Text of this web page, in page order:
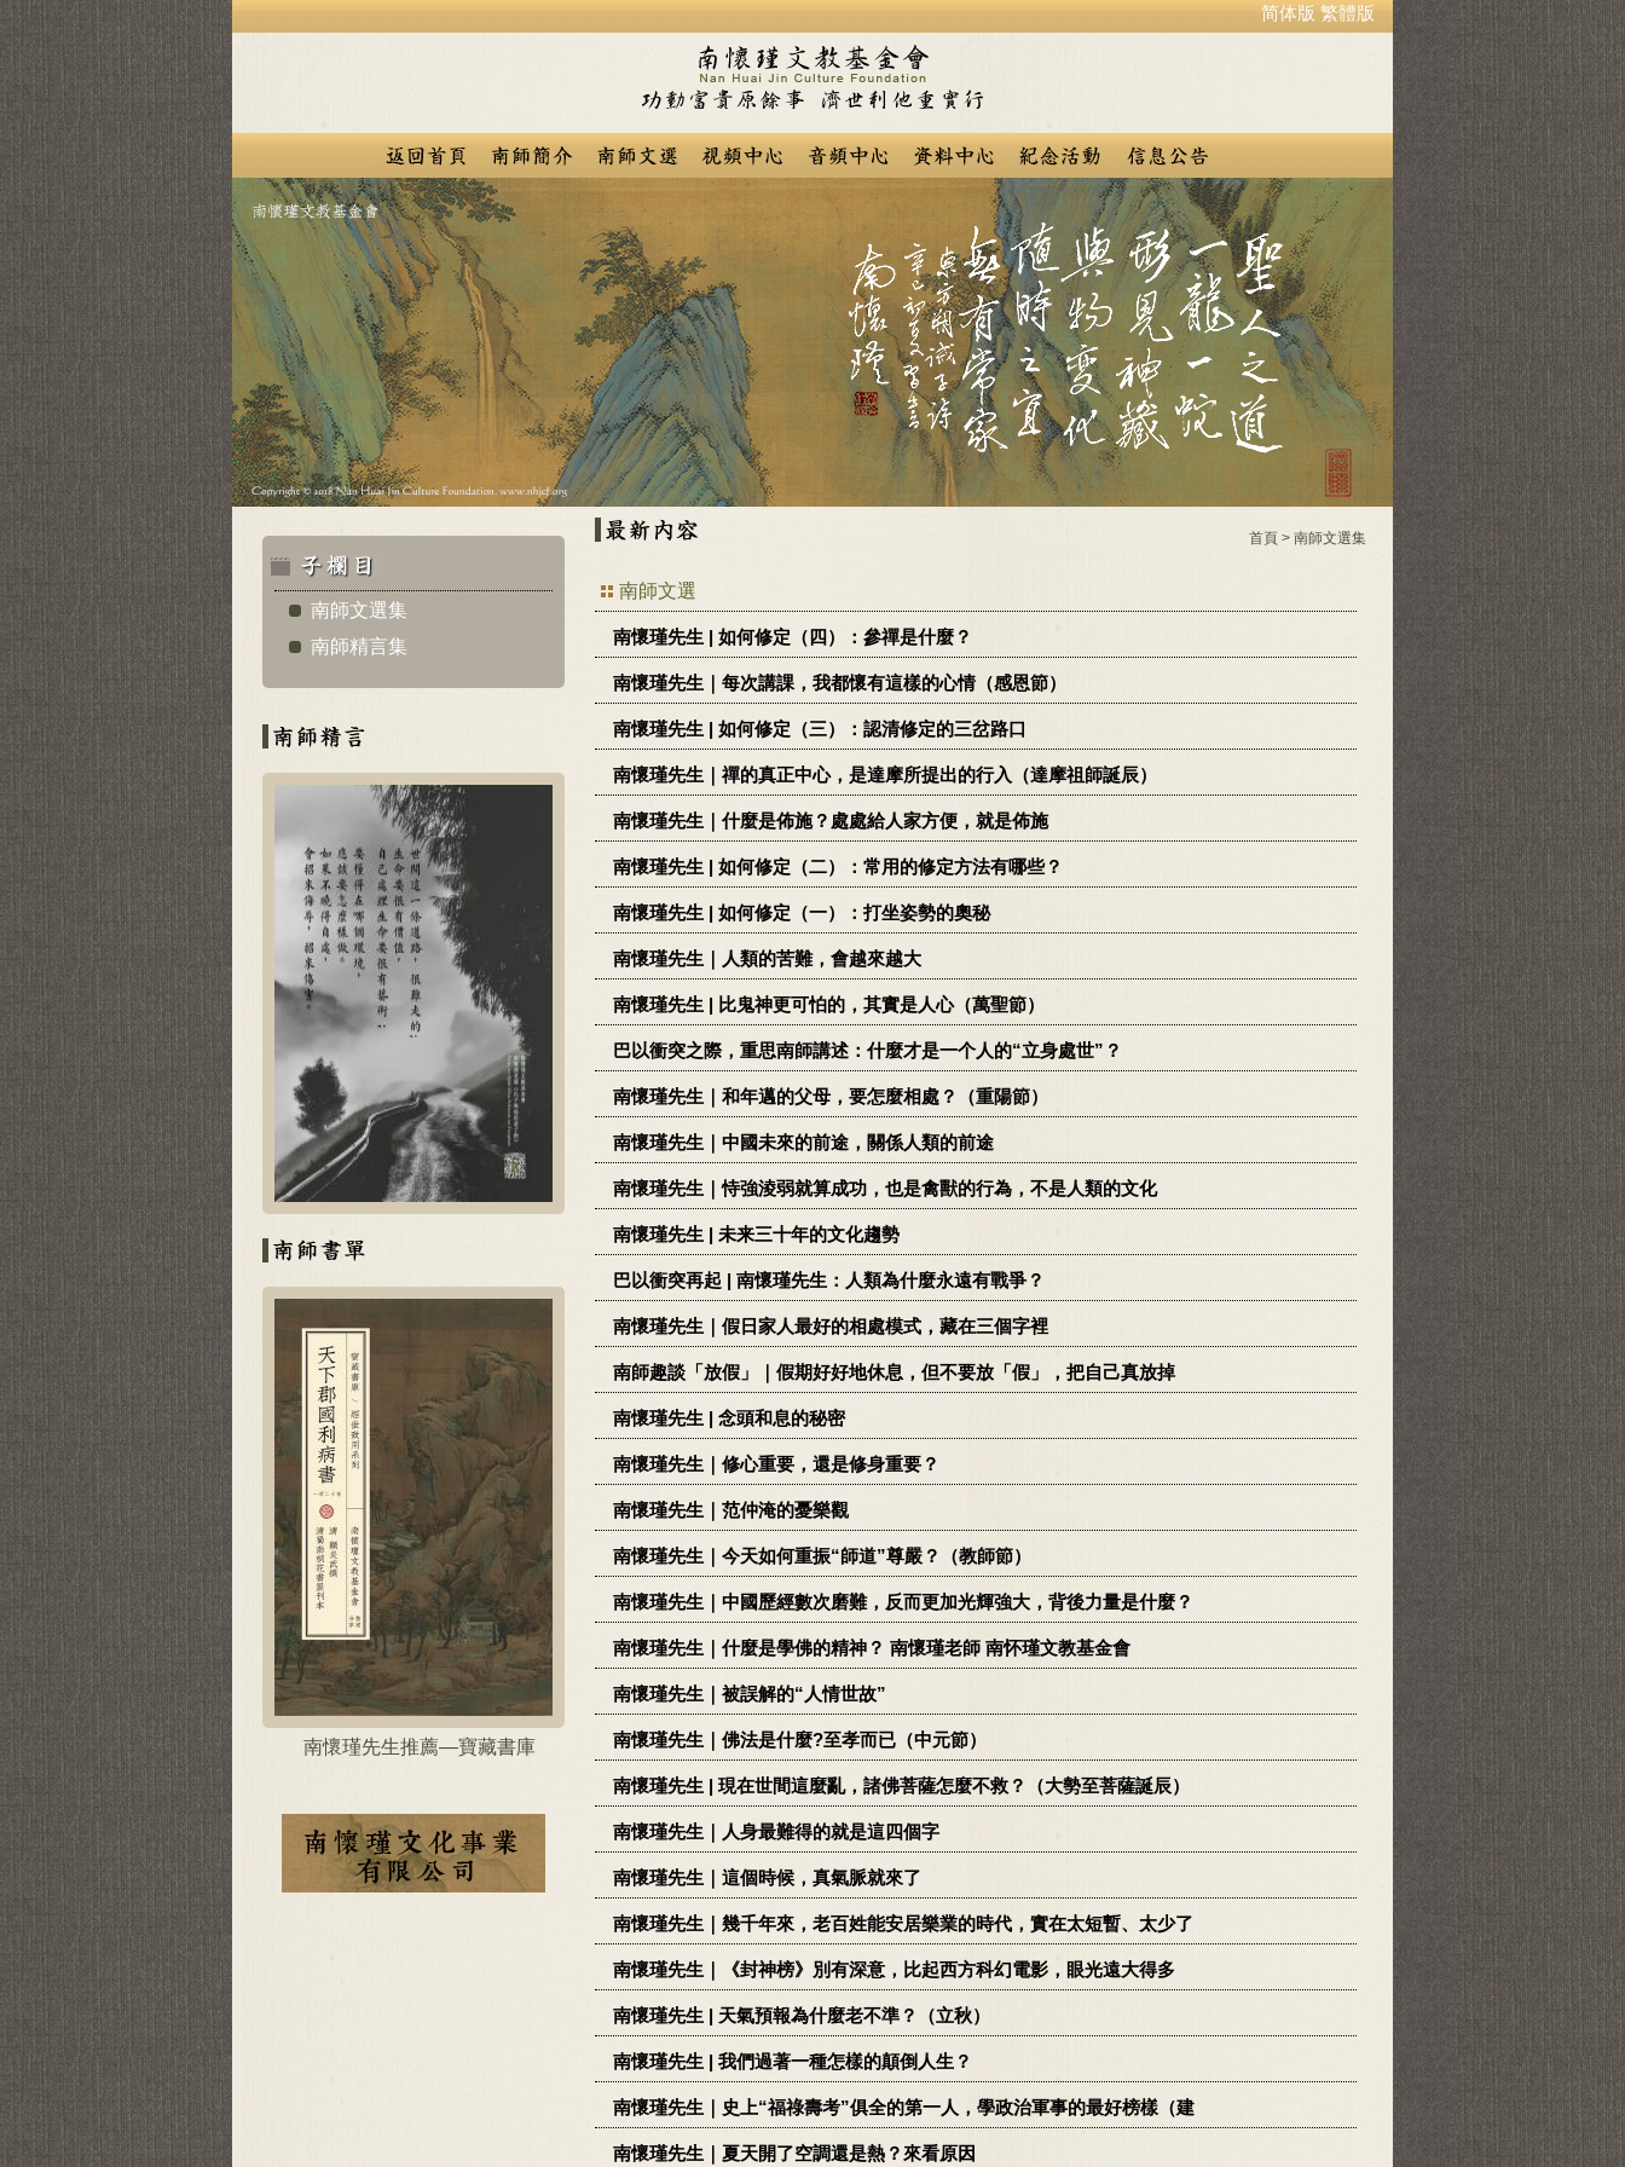
简体版 繁體版
南師文選集
南師精言集
南懷瑾先生推薦—寶藏書庫
首頁 > 南師文選集
南師文選
南懷瑾先生 | 如何修定（四）：參禪是什麼？
南懷瑾先生｜每次講課，我都懷有這樣的心情（感恩節）
南懷瑾先生 | 如何修定（三）：認清修定的三岔路口
南懷瑾先生｜禪的真正中心，是達摩所提出的行入（達摩祖師誕辰）
南懷瑾先生｜什麼是佈施？處處給人家方便，就是佈施
南懷瑾先生 | 如何修定（二）：常用的修定方法有哪些？
南懷瑾先生 | 如何修定（一）：打坐姿勢的奧秘
南懷瑾先生｜人類的苦難，會越來越大
南懷瑾先生 | 比鬼神更可怕的，其實是人心（萬聖節）
巴以衝突之際，重思南師講述：什麼才是一个人的“立身處世”？
南懷瑾先生｜和年邁的父母，要怎麼相處？（重陽節）
南懷瑾先生｜中國未來的前途，關係人類的前途
南懷瑾先生｜恃強淩弱就算成功，也是禽獸的行為，不是人類的文化
南懷瑾先生 | 未来三十年的文化趨勢
巴以衝突再起 | 南懷瑾先生：人類為什麼永遠有戰爭？
南懷瑾先生｜假日家人最好的相處模式，藏在三個字裡
南師趣談「放假」｜假期好好地休息，但不要放「假」，把自己真放掉
南懷瑾先生 | 念頭和息的秘密
南懷瑾先生｜修心重要，還是修身重要？
南懷瑾先生｜范仲淹的憂樂觀
南懷瑾先生｜今天如何重振“師道”尊嚴？（教師節）
南懷瑾先生｜中國歷經數次磨難，反而更加光輝強大，背後力量是什麼？
南懷瑾先生｜什麼是學佛的精神？ 南懷瑾老師 南怀瑾文教基金會
南懷瑾先生｜被誤解的“人情世故”
南懷瑾先生｜佛法是什麼?至孝而已（中元節）
南懷瑾先生 | 現在世間這麼亂，諸佛菩薩怎麼不救？（大勢至菩薩誕辰）
南懷瑾先生｜人身最難得的就是這四個字
南懷瑾先生｜這個時候，真氣脈就來了
南懷瑾先生｜幾千年來，老百姓能安居樂業的時代，實在太短暫、太少了
南懷瑾先生｜《封神榜》別有深意，比起西方科幻電影，眼光遠大得多
南懷瑾先生 | 天氣預報為什麼老不準？（立秋）
南懷瑾先生 | 我們過著一種怎樣的顛倒人生？
南懷瑾先生｜史上“福祿壽考”俱全的第一人，學政治軍事的最好榜樣（建
南懷瑾先生｜夏天開了空調還是熱？來看原因